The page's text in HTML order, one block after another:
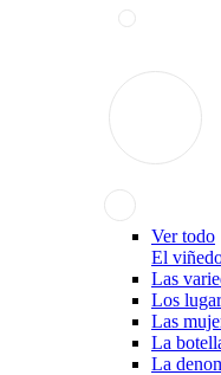
Ver todo
El
Las
Los
Las
La
La